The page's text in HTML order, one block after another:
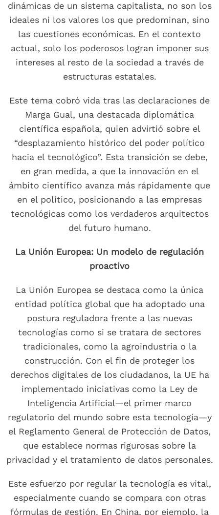
dinámicas de un sistema capitalista, no son los
ideales ni los valores los que predominan, sino
las cuestiones económicas. En el contexto
actual, solo los poderosos logran imponer sus
intereses al resto de la sociedad a través de
estructuras estatales.
Este tema cobró vida tras las declaraciones de
Marga Gual, una destacada diplomática
científica española, quien advirtió sobre el
“desplazamiento histórico del poder político
hacia el tecnológico”. Esta transición se debe,
en gran medida, a que la innovación en el
ámbito científico avanza más rápidamente que
en el político, posicionando a las empresas
tecnológicas como los verdaderos arquitectos
del futuro humano.
La Unión Europea: Un modelo de regulación
proactivo
La Unión Europea se destaca como la única
entidad política global que ha adoptado una
postura reguladora frente a las nuevas
tecnologías como si se tratara de sectores
tradicionales, como la agroindustria o la
construcción. Con el fin de proteger los
derechos digitales de los ciudadanos, la UE ha
implementado iniciativas como la Ley de
Inteligencia Artificial—el primer marco
regulatorio del mundo sobre esta tecnología—y
el Reglamento General de Protección de Datos,
que establece normas rigurosas sobre la
privacidad y el tratamiento de datos personales.
Este esfuerzo por regular la tecnología es vital,
especialmente cuando se compara con otras
fórmulas de gestión. En China, por ejemplo, la